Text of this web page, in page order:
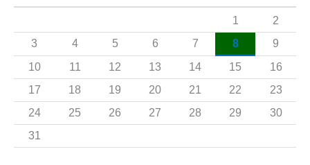
a
r
:
1
2
3
4 5 6 7 8
9
10
11 12 13 14 15
16
17
18 19 20 21 22
23
24
25 26 27 28 29
30
31